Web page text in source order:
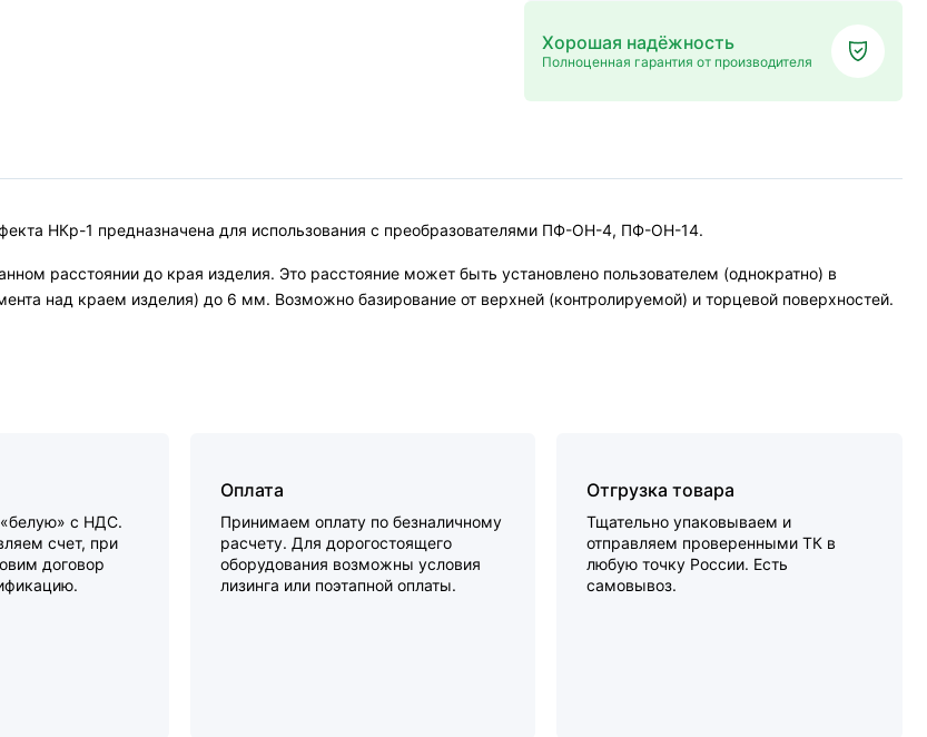
Хорошая надёжность
Полноценная гарантия от производителя
НКр-1 предназначена для использования с преобразователями ПФ-ОН-4, ПФ-ОН-14.
расстоянии до края изделия. Это расстояние может быть установлено пользователем (однократно) в
над краем изделия) до 6 мм. Возможно базирование от верхней (контролируемой) и торцевой поверхностей.
«белую» с НДС.
счет, при
договор
Оплата
Принимаем оплату по безналичному
расчету. Для дорогостоящего
оборудования возможны условия
лизинга или поэтапной оплаты.
Отгрузка товара
Тщательно упаковываем и
отправляем проверенными ТК в
любую точку России. Есть
самовывоз.